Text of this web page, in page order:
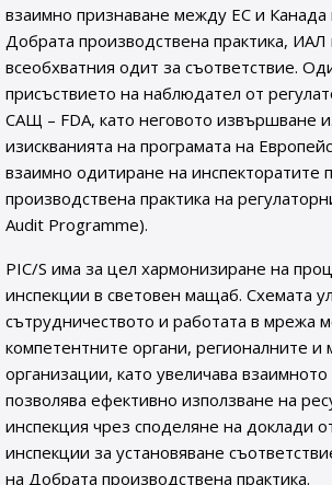
взаимно признаване между ЕС и Канада
Добрата производствена практика,
всеобхватния одит за съответствие.
присъствието на наблюдател от
САЩ – FDA, като неговото извършване
изискванията на програмата на
взаимно одитиране на инспекторатите
производствена практика на
Audit Programme).
PIC/S има за цел хармонизиране на
инспекции в световен мащаб. Схемата
сътрудничеството и работата в мрежа
компетентните органи, регионалните
организации, като увеличава
позволява ефективно използване на
инспекция чрез споделяне на доклади
инспекции за установяване
на Добрата производствена практика.